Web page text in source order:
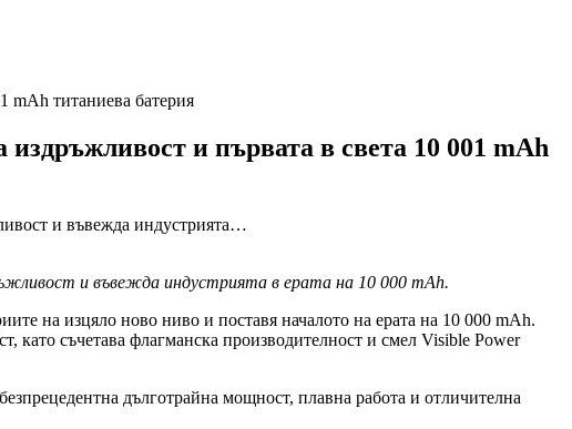
mAh титаниева батерия
и първата в света 10 001 mAh
и въвежда индустрията…
и въвежда индустрията в ерата на 10 000 mAh.
на изцяло ново ниво и поставя началото на ерата на 10 000 mAh.
като съчетава флагманска производителност и смел Visible Power
дълготрайна мощност, плавна работа и отличителна